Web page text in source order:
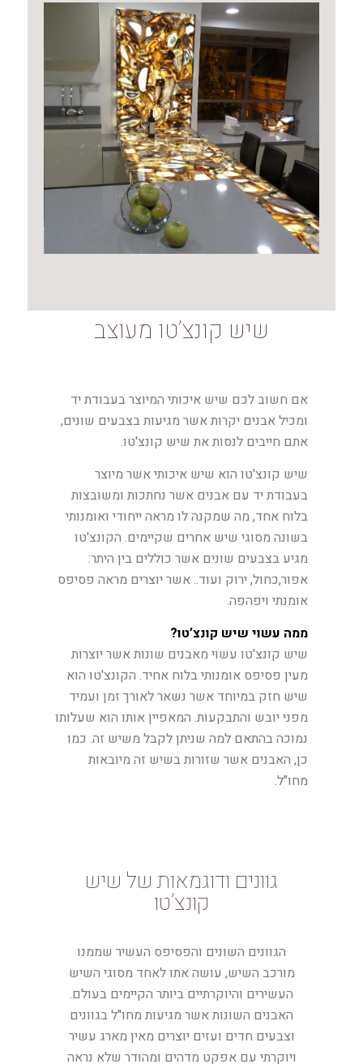
שיש קונצ’טו מעוצב
אם חשוב לכם שיש איכותי המיוצר בעבודת יד
ומכיל אבנים יקרות אשר מגיעות בצבעים שונים,
אתם חייבים לנסות את שיש קונצ'טו.
שיש קונצ'טו הוא שיש איכותי אשר מיוצר
בעבודת יד עם אבנים אשר נחתכות ומשובצות
בלוח אחד, מה שמקנה לו מראה ייחודי ואומנותי
בשונה מסוגי שיש אחרים שקיימים. הקונצ'טו
מגיע בצבעים שונים אשר כוללים בין היתר:
אפור,כחול, ירוק ועוד.. אשר יוצרים מראה פסיפס
אומנתי ויפהפה.
ממה עשוי שיש קונצ’טו?
שיש קונצ'טו עשוי מאבנים שונות אשר יוצרות
מעין פסיפס אומנותי בלוח אחיד. הקונצ'טו הוא
שיש חזק במיוחד אשר נשאר לאורך זמן ועמיד
מפני יובש והתבקעות. המאפיין אותו הוא שעלותו
נמוכה בהתאם למה שניתן לקבל משיש זה. כמו
כן, האבנים אשר שזורות בשיש זה מיובאות
מחו"ל.
גוונים ודוגמאות של שיש
קונצ’טו
הגוונים השונים והפסיפס העשיר שממנו
מורכב השיש, עושה אתו לאחד מסוגי השיש
העשירים והיוקרתיים ביותר הקיימים בעולם.
האבנים השונות אשר מגיעות מחו"ל בגוונים
וצבעים חדים ועזים יוצרים מאין מארג עשיר
ויוקרתי עם אפקט מדהים ומהודר שלא נראה